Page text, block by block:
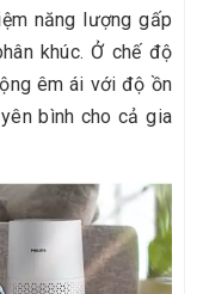
năng lượng gấp
khúc. Ở chế độ
êm ái với độ ồn
bình cho cả gia